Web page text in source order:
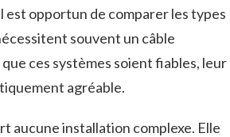
est opportun de comparer les types
souvent un câble
ces systèmes soient fiables, leur
agréable.
aucune installation complexe. Elle